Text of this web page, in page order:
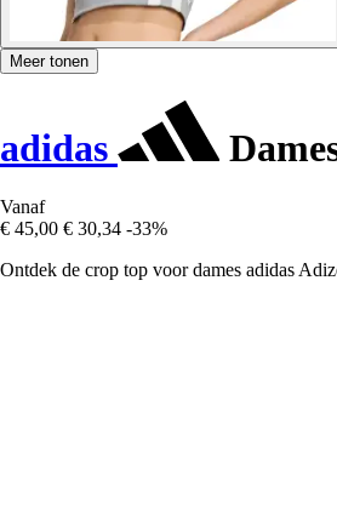
Meer tonen
adidas
Vanaf
€ 45,00 € 30,34 -33%
Ontdek de crop top voor dames adidas